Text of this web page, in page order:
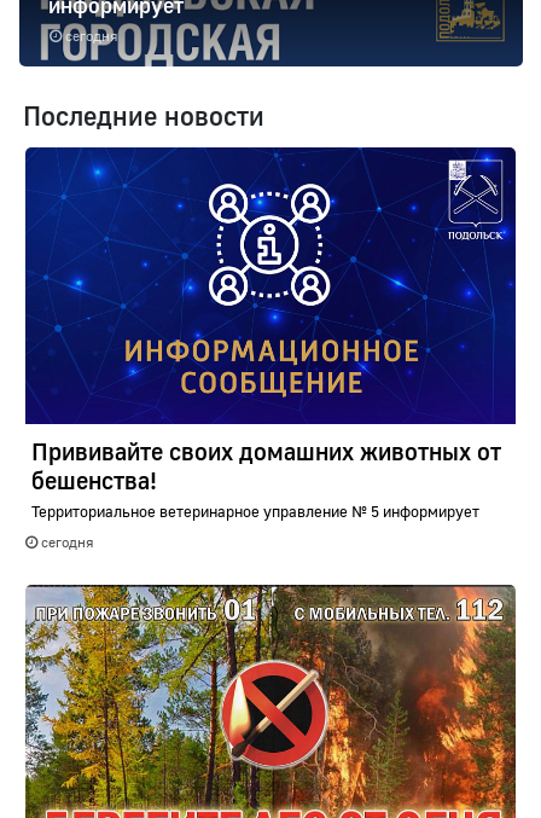
сегодня
Последние новости
Прививайте своих домашних животных от
бешенства!
Территориальное ветеринарное управление № 5 информирует
сегодня